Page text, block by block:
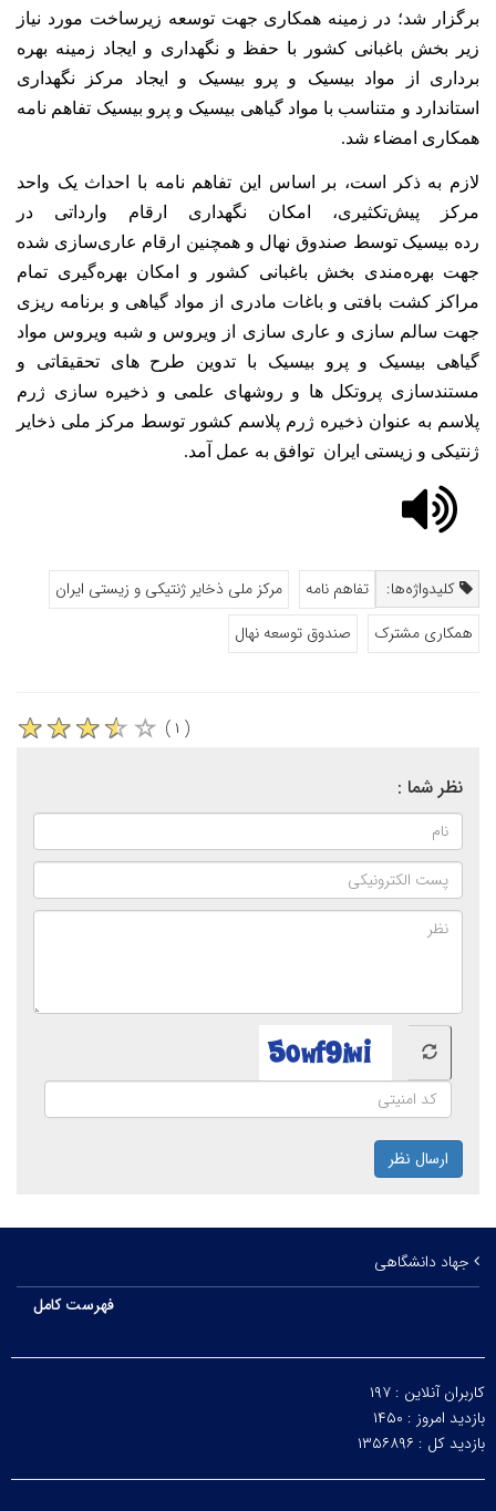
برگزار شد؛ در زمینه همکاری جهت توسعه زیرساخت مورد نیاز
زیر بخش باغبانی کشور با حفظ و نگهداری و ایجاد زمینه بهره
برداری از مواد بیسیک و پرو بیسیک و ایجاد مرکز نگهداری
استاندارد و متناسب با مواد گیاهی بیسیک و پرو بیسیک تفاهم نامه
همکاری امضاء شد.
لازم به ذکر است، بر اساس این تفاهم نامه با احداث یک واحد
مرکز پیش‌تکثیری، امکان نگهداری ارقام وارداتی در
رده بیسیک توسط صندوق نهال و همچنین ارقام عاری‌سازی شده
جهت بهره‌مندی بخش باغبانی کشور و امکان بهره‌گیری تمام
مراکز کشت بافتی و باغات مادری از مواد گیاهی و برنامه ریزی
جهت سالم سازی و عاری سازی از ویروس و شبه ویروس مواد
گیاهی بیسیک و پرو بیسیک با تدوین طرح های تحقیقاتی و
مستندسازی پروتکل ها و روشهای علمی و ذخیره سازی ژرم
پلاسم به عنوان ذخیره ژرم پلاسم کشور توسط مرکز ملی ذخایر
ژنتیکی و زیستی ایران توافق به عمل آمد.
کلیدواژه‌ها: تفاهم نامه
مرکز ملی ذخایر ژنتیکی و زیستی ایران
همکاری مشترک
صندوق توسعه نهال
( ۱ )
نظر شما :
ارسال نظر
جهاد دانشگاهی
فهرست کامل
کاربران آنلاین : ۱۹۷
بازدید امروز : ۱۴۵۰
بازدید کل : ۱۳۵۶۸۹۶